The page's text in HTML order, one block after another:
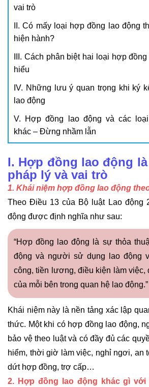
vai trò
II. Có mấy loại hợp đồng lao động
hiện hành?
III. Cách phân biệt hai loại hợp
hiểu
IV. Những lưu ý quan trọng khi ký
lao động
V. Hợp đồng lao động và các
khác – Đừng nhầm lẫn
I. Hợp đồng lao động
pháp lý và vai trò
1. Khái niệm hợp đồng lao động
Theo Điều 13 của Bộ luật Lao động
động được định nghĩa như sau:
“Hợp đồng lao động là sự thỏa
động và người sử dụng lao động
công, tiền lương, điều kiện làm việc,
của mỗi bên trong quan hệ lao động.”
Khái niệm này là nền tảng xác lập
thức. Một khi có hợp đồng lao động,
bảo vệ theo luật và có đầy đủ các
hiểm, thời giờ làm việc, nghỉ ngơi, an
dứt hợp đồng, trợ cấp…
2. Hợp đồng lao động khác gì với